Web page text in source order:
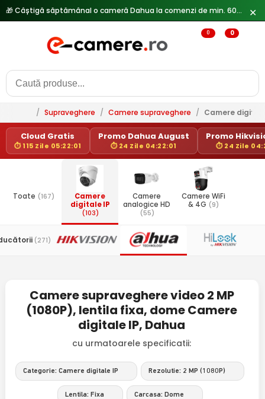
✕
0 0
/ Supraveghere / Camere supraveghere / Camere
Cloud Gratis
⏱ 115 Zile 05:22:01
Promo Dahua August
⏱ 24 Zile 04:22:01
Promo
⏱ 24 Zile
Toate (167)
Camere
digitale IP
(103)
Camere
analogice HD
(55)
Camere WiFi
& 4G (9)
(271)
Camere supraveghere video 2 MP
(1080P), lentila fixa, dome Camere
digitale IP, Dahua
cu urmatoarele specificatii:
Categorie: Camere digitale IP Rezolutie: 2 MP (1080P)
Lentila: Fixa Carcasa: Dome